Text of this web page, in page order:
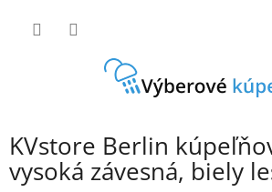
KVstore Berlin
vysoká závesná, biely